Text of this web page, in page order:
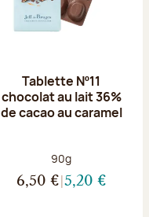
Tablette Nº11
chocolat au lait 36%
de cacao au caramel
Poids net :
90g
6,50 € 5,20 €